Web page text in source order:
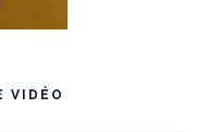
VIDÉO